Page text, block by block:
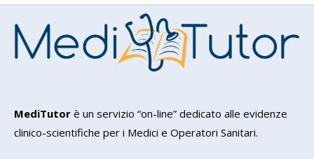
MediTutor è un servizio “on-line” dedicato alle evidenze
clinico-scientifiche per i Medici e Operatori Sanitari.